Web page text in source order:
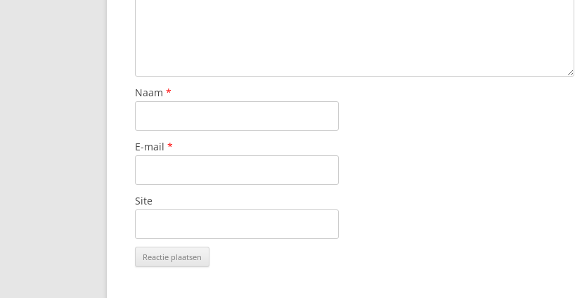
Naam *
E-mail *
Site